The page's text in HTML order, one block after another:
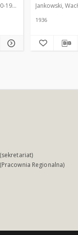
1940). Red. Jankowski,
1936
Regionalna)